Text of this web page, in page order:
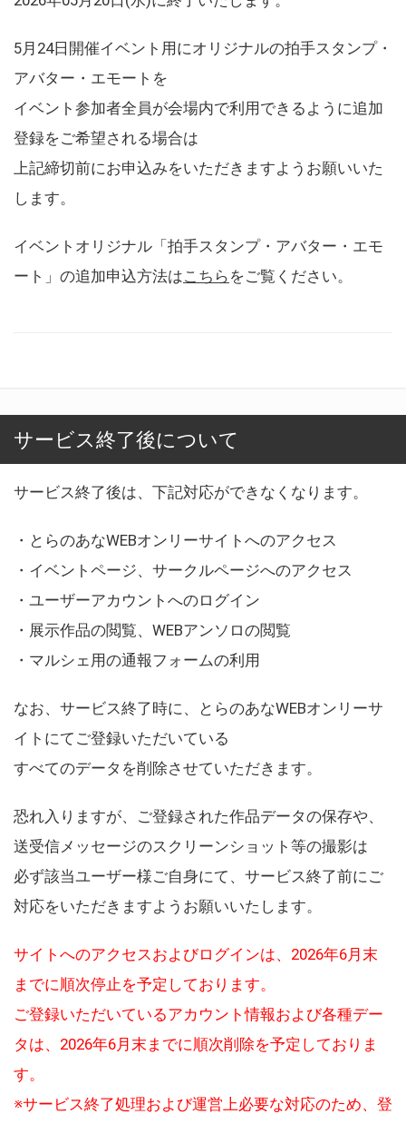
5月24日開催イベント用にオリジナルの拍手スタンプ・
アバター・エモートを
イベント参加者全員が会場内で利用できるように追加
登録をご希望される場合は
上記締切前にお申込みをいただきますようお願いいた
します。
イベントオリジナル「拍手スタンプ・アバター・エモ
ート」の追加申込方法はこちら をご覧ください。
サービス終了後について
サービス終了後は、下記対応ができなくなります。
・とらのあなWEBオンリーサイトへのアクセス
・イベントページ、サークルページへのアクセス
・ユーザーアカウントへのログイン
・展示作品の閲覧、WEBアンソロの閲覧
・マルシェ用の通報フォームの利用
なお、サービス終了時に、とらのあなWEBオンリーサ
イトにてご登録いただいている
すべてのデータを削除させていただきます。
恐れ入りますが、ご登録された作品データの保存や、
送受信メッセージのスクリーンショット等の撮影は
必ず該当ユーザー様ご自身にて、サービス終了前にご
対応をいただきますようお願いいたします。
サイトへのアクセスおよびログインは、2026年6月末
までに順次停止を予定しております。
ご登録いただいているアカウント情報および各種デー
タは、2026年6月末までに順次削除を予定しておりま
す。
※サービス終了処理および運営上必要な対応のため、登